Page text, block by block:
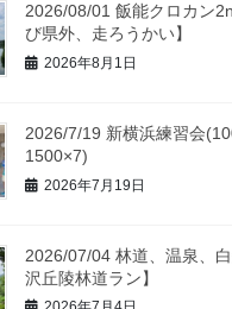
2026/08/01 飯能クロカン
び県外、走ろうかい】
2026年8月1日
2026/7/19 新横浜練習会
1500×7)
2026年7月19日
2026/07/04 林道、温泉、
沢丘陵林道ラン】